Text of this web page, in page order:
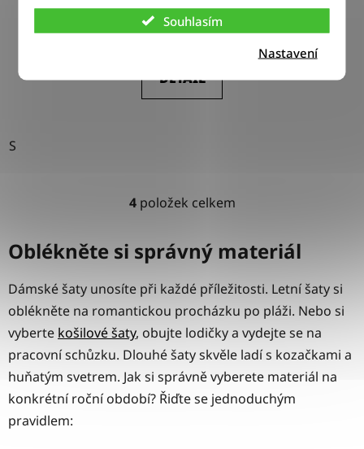
Souhlasím
Nastavení
1 290 Kč
DETAIL
S
O
l
á
d
a
c
í
p
r
v
k
4položek celkem
Oblékněte si správný materiál
Dámské šaty unosíte při každé příležitosti. Letní šatysi
oblékněte na romantickou procházku po pláži. Nebo si
vyberte košilové šaty, obujte lodičky a vydejte se na
pracovní schůzku. Dlouhé šatyskvěle ladí s kozačkami a
huňatým svetrem. Jak si správně vyberete materiál na
konkrétní roční období? Řiďte se jednoduchým
pravidlem: